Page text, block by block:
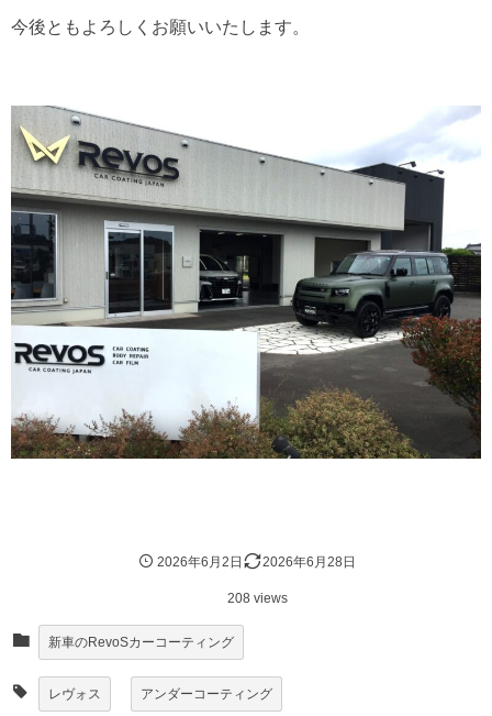
今後ともよろしくお願いいたします。
2026年6月2日 2026年6月28日
208 views
新車のRevoSカーコーティング
レヴォス アンダーコーティング